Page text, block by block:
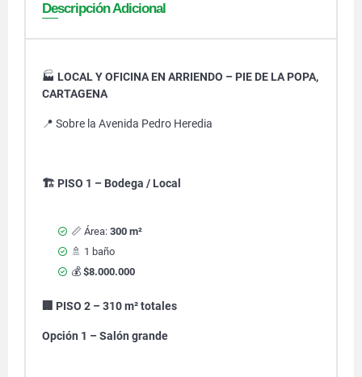
Descripción Adicional
🏭 LOCAL Y OFICINA EN ARRIENDO – PIE DE LA POPA,
CARTAGENA
📍 Sobre la Avenida Pedro Heredia
🏗️ PISO 1 – Bodega / Local
📏 Área: 300 m²
🚿 1 baño
💰 $8.000.000
🏢 PISO 2 – 310 m² totales
Opción 1 – Salón grande